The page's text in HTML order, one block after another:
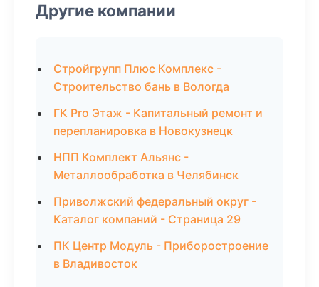
Другие компании
Стройгрупп Плюс Комплекс -
Строительство бань в Вологда
ГК Pro Этаж - Капитальный ремонт и
перепланировка в Новокузнецк
НПП Комплект Альянс -
Металлообработка в Челябинск
Приволжский федеральный округ -
Каталог компаний - Страница 29
ПК Центр Модуль - Приборостроение
в Владивосток